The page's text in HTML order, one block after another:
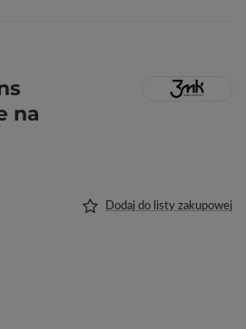
na
Dodaj do listy zakupowej